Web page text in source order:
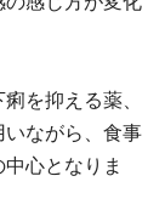
を抑える薬、
ながら、食事
心となりま